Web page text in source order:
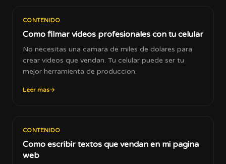
CONTENIDO
Como filmar videos profesionales con tu celular
No necesitas una camara de miles de dolares para
crear videos que vendan. Tu celular puede ser tu
mejor herramienta de produccion.
Leer mas
CONTENIDO
Como escribir textos que vendan en mi pagina
web